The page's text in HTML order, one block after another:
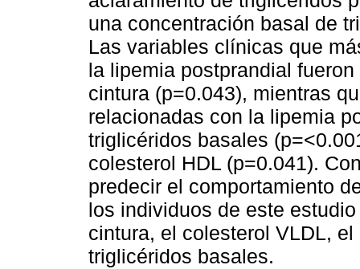
una concentración basal de
Las variables clínicas que
la lipemia postprandial
cintura (p=0.043), mientras
relacionadas con la lipemia
triglicéridos basales
colesterol HDL (p=0.041).
predecir el comportamiento
los individuos de este
cintura, el colesterol VLDL,
triglicéridos basales.